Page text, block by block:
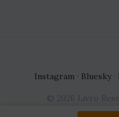
Instagram · Bluesky·
© 2026 Livro